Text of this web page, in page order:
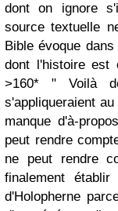
dont on ignore
source textuelle
Bible évoque
dont l'histoire est
>160* " Voilà
s'appliqueraient
manque d'à-
peut rendre
ne peut rendre
finalement
d'Holopherne